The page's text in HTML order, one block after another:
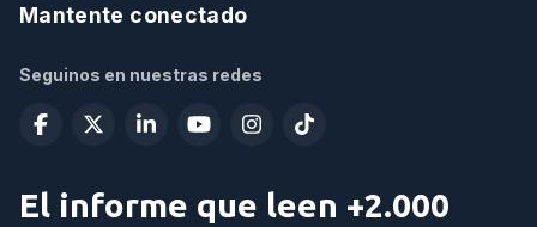
Mantente conectado
Seguinos en nuestras redes
El informe que leen +2.000